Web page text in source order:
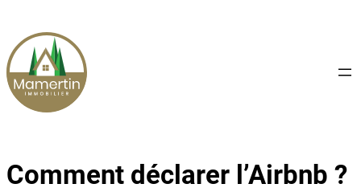
contenu
Comment déclarer l’Airbnb ?